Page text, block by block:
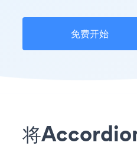
免费开始
将